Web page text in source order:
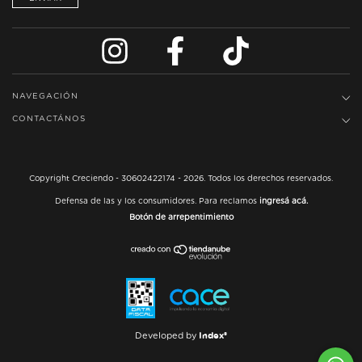
NAVEGACIÓN
CONTACTÁNOS
Developed by Index®
Copyright Creciendo - 30602422174 - 2026. Todos los derechos reservados.
Defensa de las y los consumidores. Para reclamos ingresá acá.
Botón de arrepentimiento